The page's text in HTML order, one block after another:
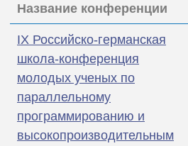
Название конференции
IX Российско-германская
школа-конференция
молодых ученых по
параллельному
программированию и
высокопроизводительным